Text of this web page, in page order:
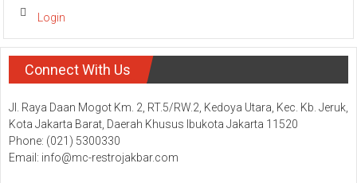
Login
Connect With Us
Jl. Raya Daan Mogot Km. 2, RT.5/RW.2, Kedoya Utara, Kec. Kb. Jeruk,
Kota Jakarta Barat, Daerah Khusus Ibukota Jakarta 11520
Phone: (021) 5300330
Email: info@mc-restrojakbar.com